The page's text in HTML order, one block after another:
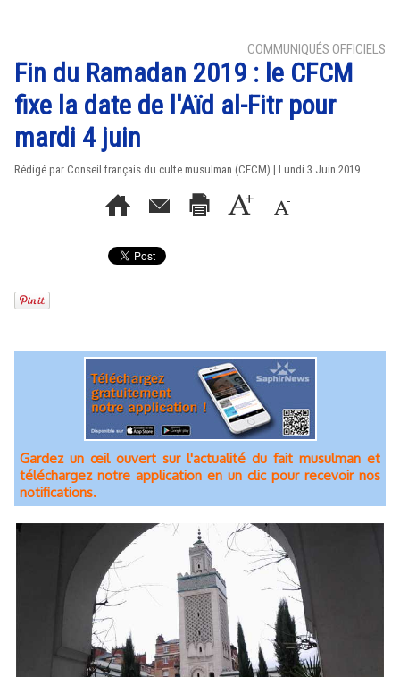
COMMUNIQUÉS OFFICIELS
Fin du Ramadan 2019 : le CFCM
fixe la date de l'Aïd al-Fitr pour
mardi 4 juin
Rédigé par Conseil français du culte musulman (CFCM) | Lundi 3 Juin 2019
Gardez un œil ouvert sur l'actualité du fait musulman et
téléchargez notre application en un clic pour recevoir nos
notifications.